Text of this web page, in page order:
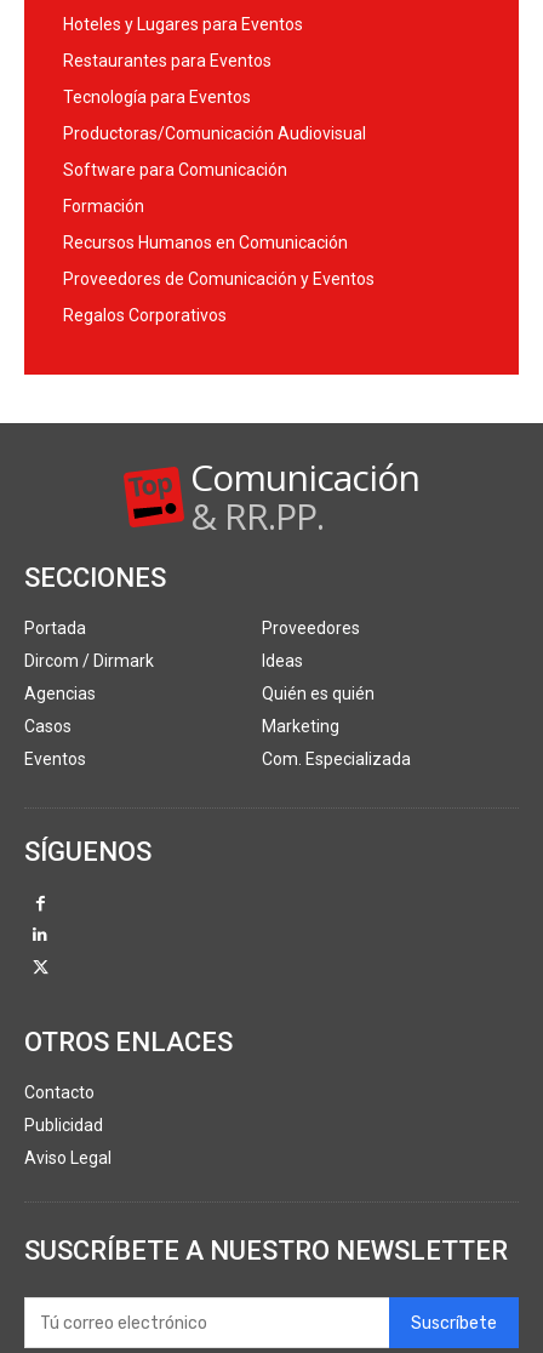
Hoteles y Lugares para Eventos
Restaurantes para Eventos
Tecnología para Eventos
Productoras/Comunicación Audiovisual
Software para Comunicación
Formación
Recursos Humanos en Comunicación
Proveedores de Comunicación y Eventos
Regalos Corporativos
Comunicación
& RR.PP.
SECCIONES
Portada
Dircom / Dirmark
Agencias
Casos
Eventos
Proveedores
Ideas
Quién es quién
Marketing
Com. Especializada
SÍGUENOS
OTROS ENLACES
Contacto
Publicidad
Aviso Legal
SUSCRÍBETE A NUESTRO NEWSLETTER
Suscríbete